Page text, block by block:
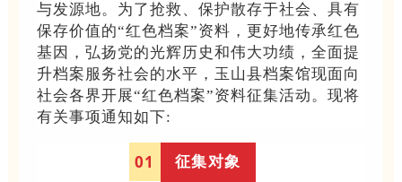
与发源地。为了抢救、保护散存于社会、具有
保存价值的“红色档案”资料，更好地传承红色
基因，弘扬党的光辉历史和伟大功绩，全面提
升档案服务社会的水平，玉山县档案馆现面向
社会各界开展“红色档案”资料征集活动。现将
有关事项通知如下:
01 征集对象